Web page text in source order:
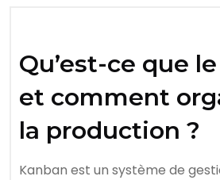
Qu’est-ce que
et comment
la production ?
Kanban est un système de